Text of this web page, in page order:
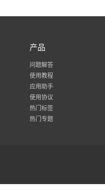
产品
问题解答
使用教程
应用助手
使用协议
热门标签
热门专题